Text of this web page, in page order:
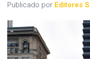
Publicado por Editores